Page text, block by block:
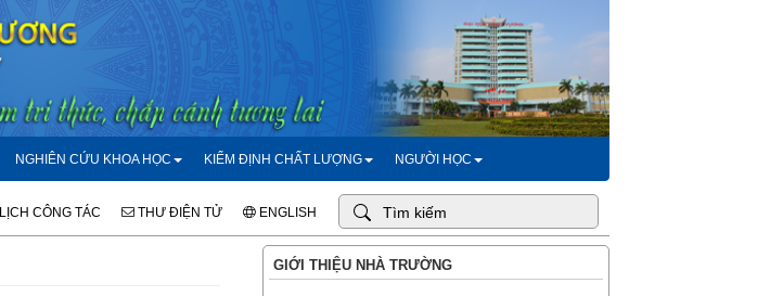
NGHIÊN CỨU KHOA HỌC KIỂM ĐỊNH CHẤT LƯỢNG NGƯỜI HỌC
LỊCH CÔNG TÁC THƯ ĐIỆN TỬ ENGLISH
GIỚI THIỆU NHÀ TRƯỜNG